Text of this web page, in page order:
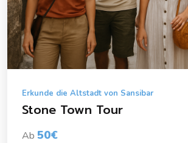
Erkunde die Altstadt von Sansibar
Stone Town Tour
Ab 50€